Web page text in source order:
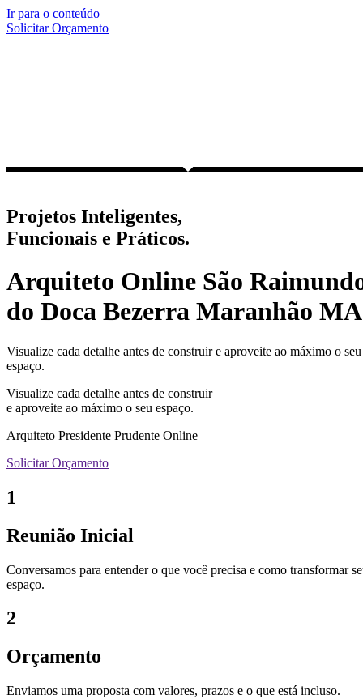
Ir para o conteúdo
Solicitar Orçamento
Projetos Inteligentes,
Funcionais e Práticos.
Arquiteto Online São
do Doca Bezerra Maranhão MA
Visualize cada detalhe antes de construir e aproveite ao máximo o seu
espaço.
Visualize cada detalhe antes de construir
e aproveite ao máximo o seu espaço.
Arquiteto Presidente Prudente Online
Solicitar Orçamento
1
Reunião Inicial
Conversamos para entender o que você precisa e como transformar
espaço.
2
Orçamento
Enviamos uma proposta com valores, prazos e o que está incluso.